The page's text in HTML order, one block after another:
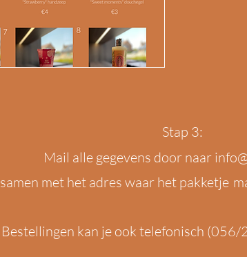
Stap 3:
Mail alle gegevens door naar
samen met het adres waar het pakketje
Bestellingen kan je ook telefonisch